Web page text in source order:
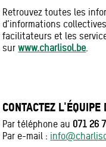
Retrouvez toutes les
d’informations
facilitateurs et les
surwww.charlisol.be.
CONTACTEZ
Par téléphone au 071 26
Par e-mail : i